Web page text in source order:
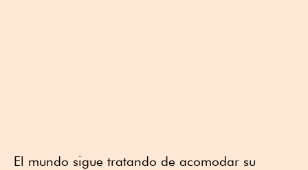
El mundo sigue tratando de acomodar su